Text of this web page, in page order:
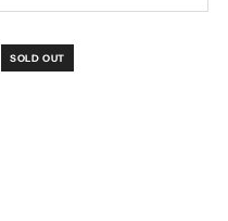
SOLD OUT